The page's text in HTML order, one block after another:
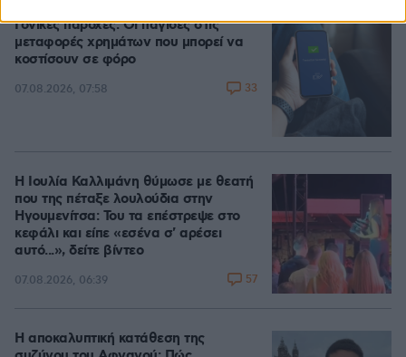
Γονικές παροχές: Οι παγίδες στις
μεταφορές χρημάτων που μπορεί να
κοστίσουν σε φόρο
07.08.2026, 07:58 33
Η Ιουλία Καλλιμάνη θύμωσε με θεατή
που της πέταξε λουλούδια στην
Ηγουμενίτσα: Του τα επέστρεψε στο
κεφάλι και είπε «εσένα σ' αρέσει
αυτό...», δείτε βίντεο
07.08.2026, 06:39 57
Η αποκαλυπτική κατάθεση της